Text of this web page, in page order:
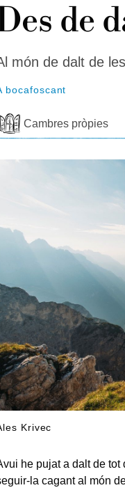
de
món de dalt de
bocafoscant
Cambres pròpies
Krivec
he pujat a dalt de tot
la cagant al món